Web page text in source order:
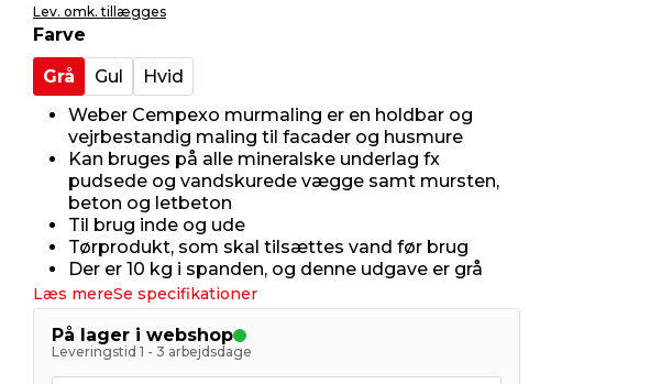
Lev. omk. tillægges
Farve
Grå
Gul
Hvid
Weber Cempexo murmaling er en holdbar og
vejrbestandig maling til facader og husmure
Kan bruges på alle mineralske underlag fx
pudsede og vandskurede vægge samt mursten,
beton og letbeton
Til brug inde og ude
Tørprodukt, som skal tilsættes vand før brug
Der er 10 kg i spanden, og denne udgave er grå
Læs mereSe specifikationer
På lager i webshop
Leveringstid 1 - 3 arbejdsdage